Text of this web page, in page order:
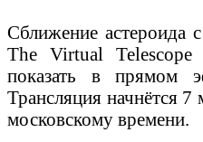
Сближение астероида
The Virtual
показать в прямом
Трансляция начнётся 7
московскому времени.